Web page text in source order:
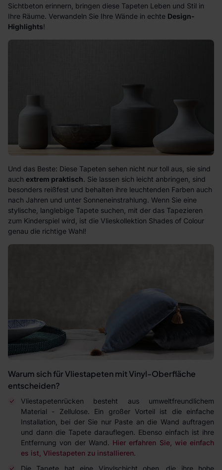
Sichtbeton erinnern, bringen diese Tapeten Leben und Stil in
Ihre Räume. Verwandeln Sie Ihre Wände in echte Design-
Highlights!
Und das Beste: Diese Tapeten sehen nicht nur toll aus, sie sind
auch extrem praktisch. Sie lassen sich leicht anbringen, sind
besonders reißfest und behalten ihre leuchtenden Farben auch
nach Jahren und unter Sonneneinstrahlung. Wenn Sie eine
stylische, langlebige Tapete suchen, mit der das Tapezieren
zum Kinderspiel wird, ist die Vlieskollektion Shades of Colour
genau die richtige Wahl!
Warum sich für Vliestapeten mit Vinyl-Oberfläche
entscheiden?
Vliestapetenrücken besteht aus umweltfreundlichem
Material - Zellulose. Ein großer Vorteil ist die einfache
Installation, bei der Sie nur Paste an die Wand auftragen
und dann die Tapete darauflegen. Ebenso einfach ist ihre
Entfernung von der Wand. Hier erfahren Sie, wie einfach
es ist, Vliestapeten zu installieren.
Die Tapete hat eine Vinylschicht oben, die ihre hohe